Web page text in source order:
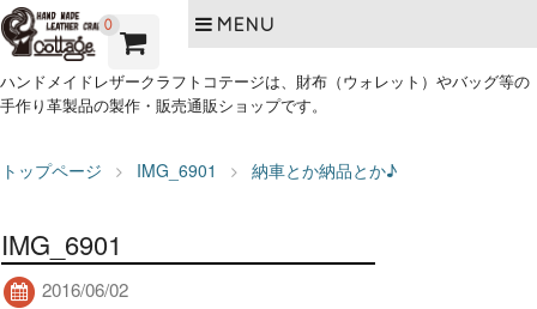
0 MENU
ハンドメイドレザークラフトコテージは、財布（ウォレット）やバッグ等の
手作り革製品の製作・販売通販ショップです。
トップページ IMG_6901 納車とか納品とか♪
IMG_6901
2016/06/02